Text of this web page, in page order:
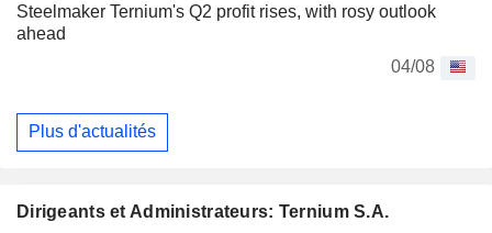
Steelmaker Ternium's Q2 profit rises, with rosy outlook
ahead
04/08
Plus d'actualités
Dirigeants et Administrateurs: Ternium S.A.